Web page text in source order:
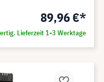
89,96 €*
Lieferzeit 1-3 Werktage